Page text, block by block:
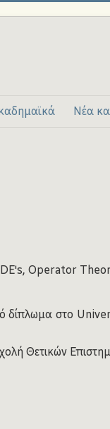
Νέα
Operator
δίπλωμα στο
Θετικών